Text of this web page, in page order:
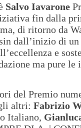
Salvo Iavarone
fin dalla
di ritorno da
dall’inizio di un
e
ma pure
del Premio
altri: Fabrizio
Italiano,